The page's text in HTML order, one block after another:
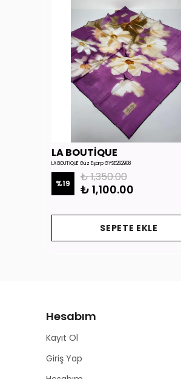
LA BOUTİQUE
LA BOUTİQUE Güz Eşarp GYSE262908
%19 ₺ 1,350.00
₺ 1,100.00
SEPETE EKLE
Hesabım
Kayıt Ol
Giriş Yap